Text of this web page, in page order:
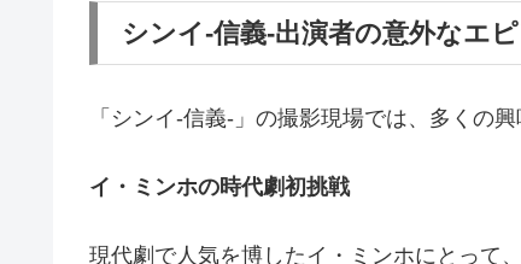
シンイ-信義-出演者の意外なエ
「シンイ-信義-」の撮影現場では、多くの
イ・ミンホの時代劇初挑戦
現代劇で人気を博したイ・ミンホにとって